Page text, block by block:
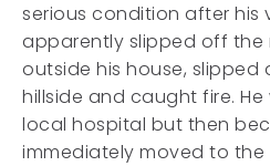
serious condition after his
apparently slipped off the
outside his house, slipped
hillside and caught fire.
local hospital but then
immediately moved to the